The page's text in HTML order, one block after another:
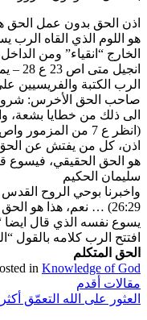
اذن الحق بدون عمل الحق
هو اللوم الذي القاه الرب
الخارج “انقياء” ومن
الرب الكتبة والفريسيين
صاحب الحق الأخرس:
الى ذلك من خطايا بشعة،
(انظر ع 7 من المزمور واص 23 من متى).
اذن، كل من يفتش عن الحق
هو الحق الحقيقي، فيسوع
سليمان الحكيم
واخبرنا بوحي الروح
26:29) … نعم، هذا هو
يسوع نفسه الذي قال ايضا
افتتح الرب كلامه بالقول
الحق المتكلم
in Knowledge of God - معرفة الله
تصفّح
المقالات
مقالات أقدم
العثور على الله التعمّق أكثر